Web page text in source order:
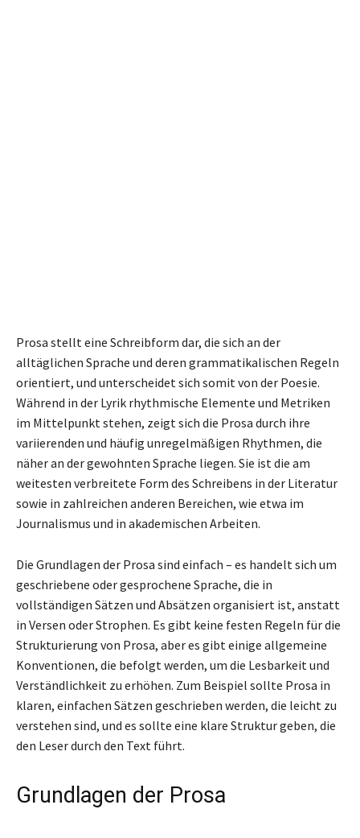
Prosa stellt eine Schreibform dar, die sich an der
alltäglichen Sprache und deren grammatikalischen Regeln
orientiert, und unterscheidet sich somit von der Poesie.
Während in der Lyrik rhythmische Elemente und Metriken
im Mittelpunkt stehen, zeigt sich die Prosa durch ihre
variierenden und häufig unregelmäßigen Rhythmen, die
näher an der gewohnten Sprache liegen. Sie ist die am
weitesten verbreitete Form des Schreibens in der Literatur
sowie in zahlreichen anderen Bereichen, wie etwa im
Journalismus und in akademischen Arbeiten.
Die Grundlagen der Prosa sind einfach – es handelt sich um
geschriebene oder gesprochene Sprache, die in
vollständigen Sätzen und Absätzen organisiert ist, anstatt
in Versen oder Strophen. Es gibt keine festen Regeln für die
Strukturierung von Prosa, aber es gibt einige allgemeine
Konventionen, die befolgt werden, um die Lesbarkeit und
Verständlichkeit zu erhöhen. Zum Beispiel sollte Prosa in
klaren, einfachen Sätzen geschrieben werden, die leicht zu
verstehen sind, und es sollte eine klare Struktur geben, die
den Leser durch den Text führt.
Grundlagen der Prosa